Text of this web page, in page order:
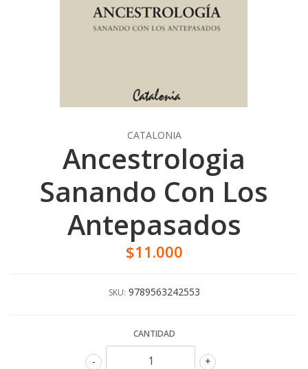
CATALONIA
Ancestrologia
Sanando Con Los
Antepasados
$11.000
SKU: 9789563242553
CANTIDAD
+
-